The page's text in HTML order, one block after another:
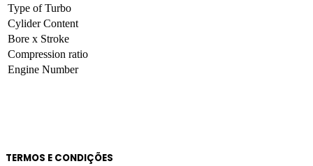
Type of Turbo
Cylider Content
Bore x Stroke
Compression ratio
Engine Number
TERMOS E CONDIÇÕES